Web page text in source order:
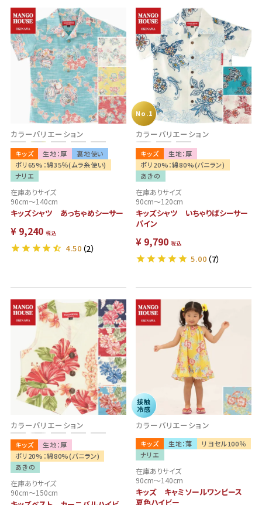
カラーバリエーション
キッズ 生地：厚
裏地使い
ポリ65%：綿35％(ムラ糸使い)
ナリエ
在庫ありサイズ
90cm～140cm
キッズシャツ あっちゃめシーサー
¥ 9,240 税込
4.50 （2）
カラーバリエーション
キッズ
生地：厚
ポリ20%：綿80%(バニラン)
あきの
No.1
在庫ありサイズ
90cm～120cm
キッズシャツ いちゃりばシーサー
パイン
¥ 9,790 税込
5.00 （7）
カラーバリエーション
キッズ
生地：厚
ポリ20%：綿80%(バニラン)
あきの
在庫ありサイズ
90cm～150cm
カラーバリエーション
キッズ 生地：薄
リヨセル100％
ナリエ
接触
冷感
在庫ありサイズ
90cm～140cm
キッズ キャミソールワンピース
夏色ハイビー